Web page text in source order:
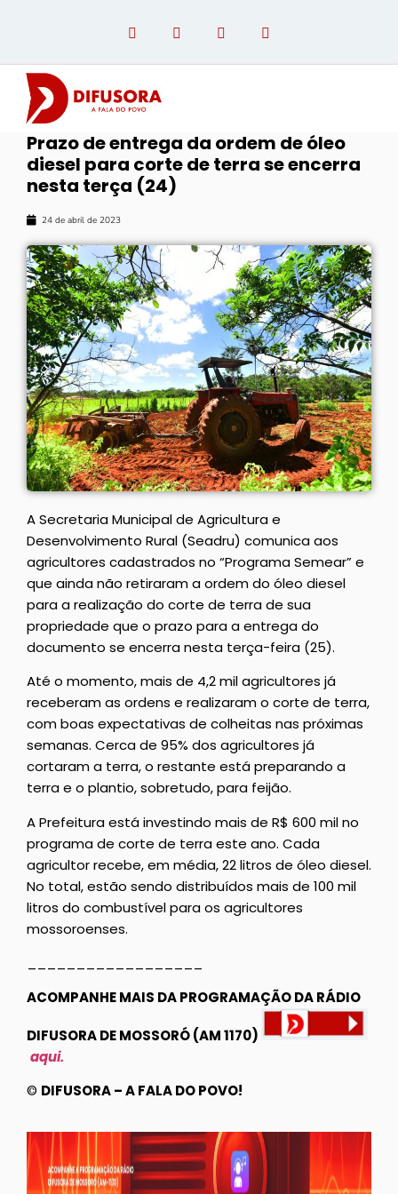
Prazo de entrega da ordem de óleo
diesel para corte de terra se encerra
nesta terça (24)
24 de abril de 2023
A Secretaria Municipal de Agricultura e
Desenvolvimento Rural (Seadru) comunica aos
agricultores cadastrados no “Programa Semear” e
que ainda não retiraram a ordem do óleo diesel
para a realização do corte de terra de sua
propriedade que o prazo para a entrega do
documento se encerra nesta terça-feira (25).
Até o momento, mais de 4,2 mil agricultores já
receberam as ordens e realizaram o corte de terra,
com boas expectativas de colheitas nas próximas
semanas. Cerca de 95% dos agricultores já
cortaram a terra, o restante está preparando a
terra e o plantio, sobretudo, para feijão.
A Prefeitura está investindo mais de R$ 600 mil no
programa de corte de terra este ano. Cada
agricultor recebe, em média, 22 litros de óleo diesel.
No total, estão sendo distribuídos mais de 100 mil
litros do combustível para os agricultores
mossoroenses.
ACOMPANHE MAIS DA PROGRAMAÇÃO DA RÁDIO
DIFUSORA DE MOSSORÓ (AM 1170)
aqui.
© DIFUSORA – A FALA DO POVO!